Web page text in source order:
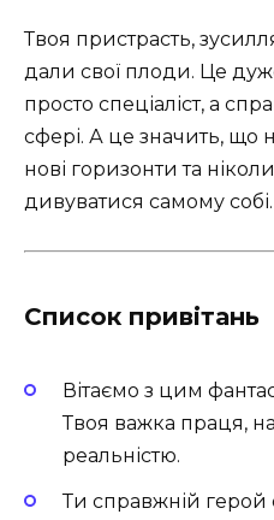
Твоя пристрасть,
дали свої плоди. Це
просто спеціаліст, а
сфері. А це значить, що
нові горизонти та
дивуватися самому собі.
Список привітань
Вітаємо з цим
Твоя важка праця,
реальністю.
Ти справжній герой